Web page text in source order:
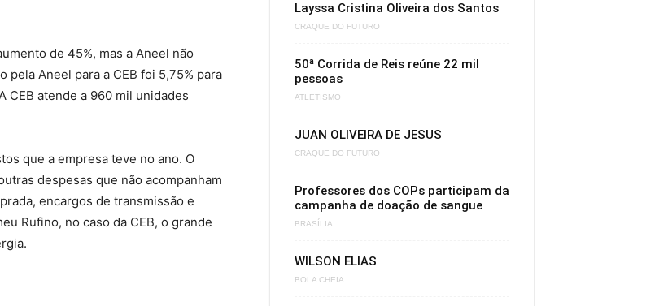
de 45%, mas a Aneel não
Aneel para a CEB foi 5,75% para
CEB atende a 960 mil unidades
que a empresa teve no ano. O
despesas que não acompanham
encargos de transmissão e
Rufino, no caso da CEB, o grande
Layssa Cristina Oliveira dos Santos
CRAQUE DO FUTURO
50ª Corrida de Reis reúne 22 mil
pessoas
ATLETISMO
JUAN OLIVEIRA DE JESUS
CRAQUE DO FUTURO
Professores dos COPs participam da
campanha de doação de sangue
BRASÍLIA
WILSON ELIAS
BOLA CHEIA